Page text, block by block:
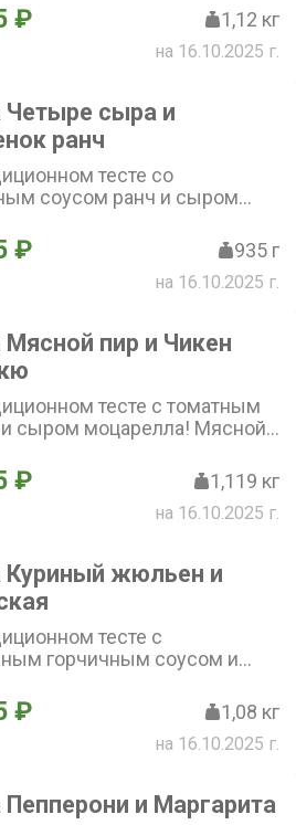
маринованные,
лук красный,
и Мехико (говядина,
перец болгарский, лук
петрушка, чеснок) (36 см)
₽ 1,12 кг
на 16.10.2025 г.
Четыре сыра и
ранч
тесте со
соусом ранч и сыром
пармезан, дорблю,
и Цыпленок ранч (нежное
филе, свежие томаты) (36
₽ 935 г
на 16.10.2025 г.
пир и Чикен
тесте с томатным
сыром моцарелла! Мясной
бекон, помидоры, петрушка)
барбекю (куриное филе,
болгарский, лук
₽ 1,119 кг
на 16.10.2025 г.
Куриный жюльен и
тесте с
горчичным соусом и
филе, шампиньоны, красный
петрушка) и Баварская
колбаски, колбаса чоризо,
лук фри) (36 см)
₽ 1,08 кг
на 16.10.2025 г.
и Маргарита